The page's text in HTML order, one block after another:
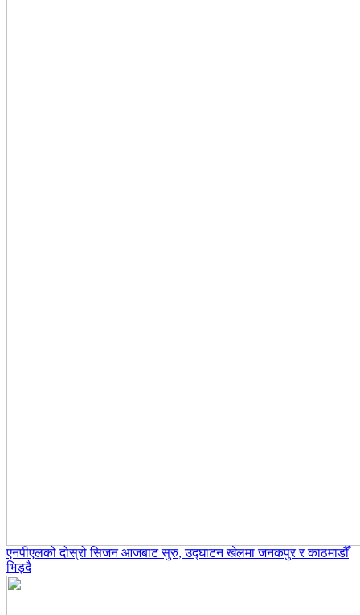
एनपीएलको दोस्रो सिजन आजबाट सुरु, उद्घाटन खेलमा जनकपुर र काठमाडौँ
भिड्दै